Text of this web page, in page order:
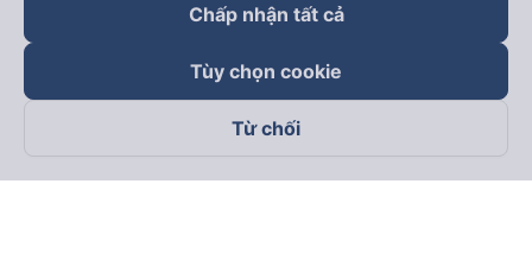
Theo dõi chúng tôi trên
Chấp nhận tất cả
Tùy chọn cookie
Từ chối